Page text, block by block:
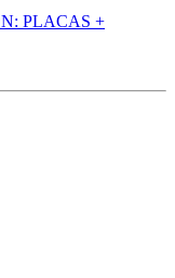
PLACAS +